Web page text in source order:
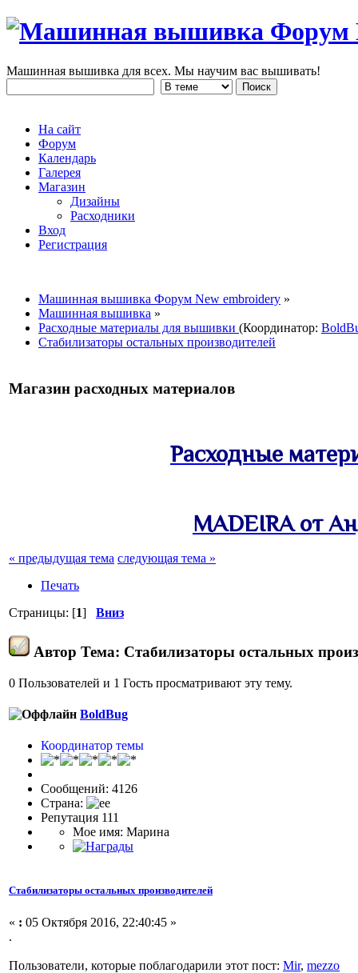
Машинная вышивка для всех. Мы научим вас вышивать!
На сайт
Форум
Календарь
Галерея
Магазин
Дизайны
Расходники
Вход
Регистрация
Машинная вышивка Форум New embroidery »
Машинная вышивка »
Расходные материалы для вышивки (Координатор:
Стабилизаторы остальных производителей
Магазин расходных материалов
Расходные
MADEIRA от
« предыдущая тема следующая тема »
Печать
Страницы: [1] Вниз
Автор Тема: Стабилизаторы остальных
0 Пользователей и 1 Гость просматривают эту тему.
BoldBug
Координатор темы
Сообщений: 4126
Страна:
Репутация 111
Мое имя: Марина
Стабилизаторы остальных производителей
« : 05 Октября 2016, 22:40:45 »
.
Пользователи, которые поблагодарили этот пост: Mir, mezzo